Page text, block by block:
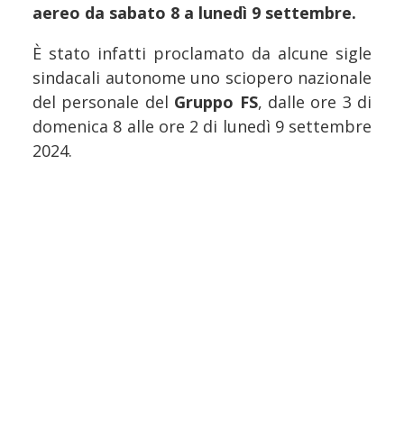
aereo da sabato 8 a lunedì 9 settembre.
È stato infatti proclamato da alcune sigle
sindacali autonome uno sciopero nazionale
del personale del Gruppo FS, dalle ore 3 di
domenica 8 alle ore 2 di lunedì 9 settembre
2024.